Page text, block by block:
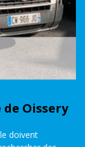
Oissery
doivent